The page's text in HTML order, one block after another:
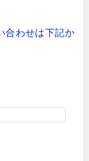
合わせは下記か